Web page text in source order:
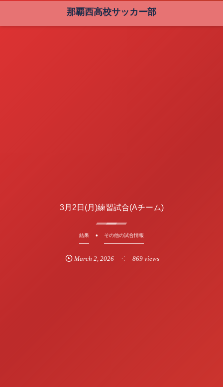
那覇西高校サッカー部
3月2日(月)練習試合(Aチーム)
結果 その他の試合情報
March 2 ,2026 869 views